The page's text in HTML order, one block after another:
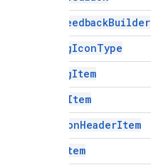
FeedbackBuilder
RatingIconType
RatingItem
Item
SectionHeaderItem
Item